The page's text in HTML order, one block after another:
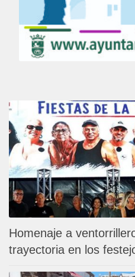
Homenaje a
trayectoria en los